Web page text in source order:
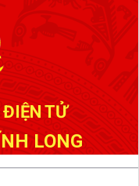
ĐIỆN TỬ
LONG